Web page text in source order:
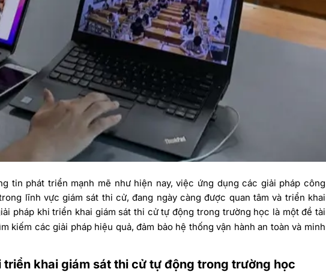
tin phát triển mạnh mẽ như hiện nay, việc ứng dụng các giải pháp công
lĩnh vực giám sát thi cử, đang ngày càng được quan tâm và triển khai
pháp khi triển khai giám sát thi cử tự động trong trường học là một đề tài
kiếm các giải pháp hiệu quả, đảm bảo hệ thống vận hành an toàn và minh
triển khai giám sát thi cử tự động trong trường học